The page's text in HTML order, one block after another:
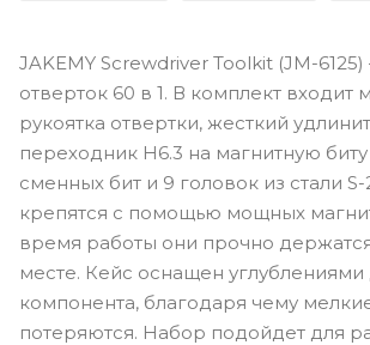
JAKEMY Screwdriver Toolkit (JM-
отверток 60 в 1. В комплект входит
рукоятка отвертки, жесткий
переходник H6.3 на магнитную
сменных бит и 9 головок из стали
крепятся с помощью мощных
время работы они прочно
месте. Кейс оснащен
компонента, благодаря чему
потеряются. Набор подойдет для